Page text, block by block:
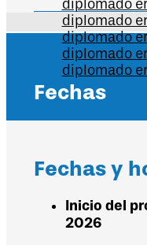
Fechas
Fechas y
Inicio del
2026